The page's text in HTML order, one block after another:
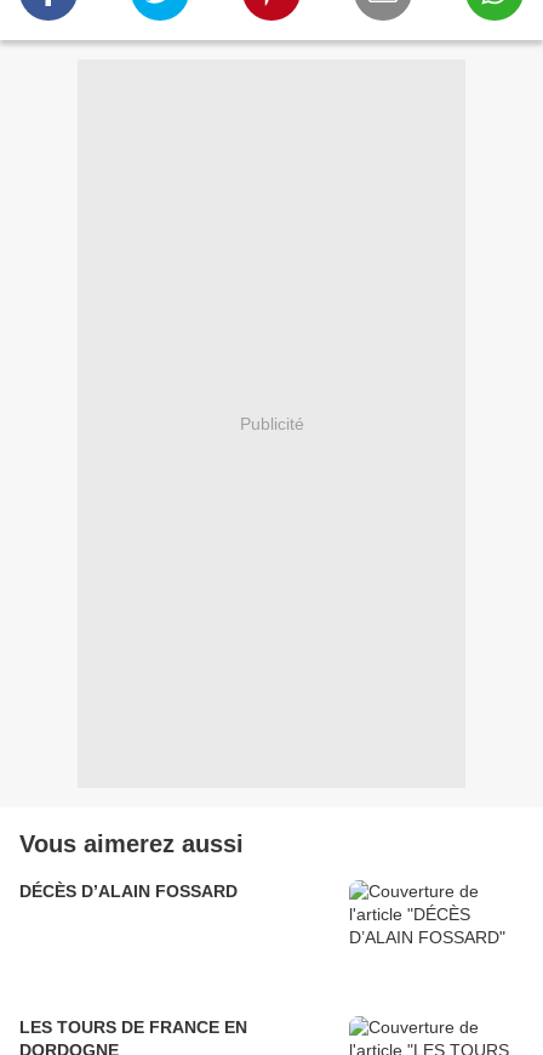
Publicité
Vous aimerez aussi
DÉCÈS D’ALAIN FOSSARD
LES TOURS DE FRANCE EN
DORDOGNE